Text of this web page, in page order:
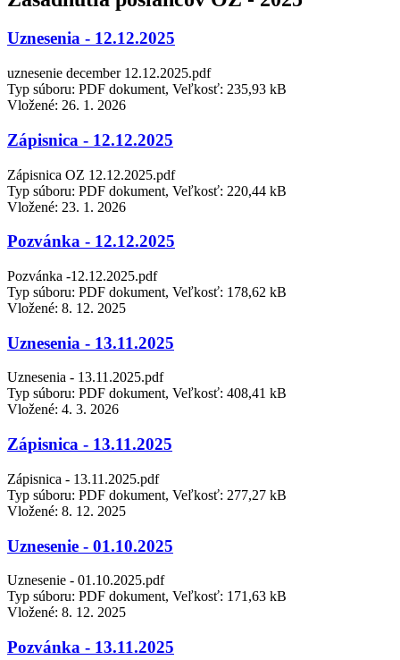
Uznesenia - 12.12.2025
uznesenie december 12.12.2025.pdf
Typ súboru: PDF dokument, Veľkosť: 235,93 kB
Vložené: 26. 1. 2026
Zápisnica - 12.12.2025
Zápisnica OZ 12.12.2025.pdf
Typ súboru: PDF dokument, Veľkosť: 220,44 kB
Vložené: 23. 1. 2026
Pozvánka - 12.12.2025
Pozvánka -12.12.2025.pdf
Typ súboru: PDF dokument, Veľkosť: 178,62 kB
Vložené: 8. 12. 2025
Uznesenia - 13.11.2025
Uznesenia - 13.11.2025.pdf
Typ súboru: PDF dokument, Veľkosť: 408,41 kB
Vložené: 4. 3. 2026
Zápisnica - 13.11.2025
Zápisnica - 13.11.2025.pdf
Typ súboru: PDF dokument, Veľkosť: 277,27 kB
Vložené: 8. 12. 2025
Uznesenie - 01.10.2025
Uznesenie - 01.10.2025.pdf
Typ súboru: PDF dokument, Veľkosť: 171,63 kB
Vložené: 8. 12. 2025
Pozvánka - 13.11.2025